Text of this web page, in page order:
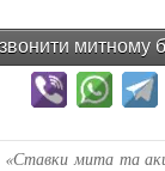
митному
«Ставки мита та